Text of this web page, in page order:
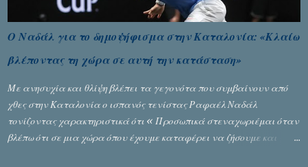
Ο Ναδάλ για το δημοψήφισμα στην Καταλονία: «Κλαίω
βλέποντας τη χώρα σε αυτή την κατάσταση»
Με ανησυχία και θλίψη βλέπει τα γεγονότα που συμβαίνουν από
χθες στην Καταλονία ο ισπανός τενίστας Ραφαέλ Ναδάλ
τονίζοντας χαρακτηριστικά ότι « Προσωπικά στεναχωριέμαι όταν
βλέπω ότι σε μια χώρα όπου έχουμε καταφέρει να ζήσουμε και